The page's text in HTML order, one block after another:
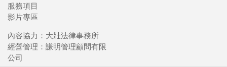
服務項目
影片專區
內容協力：大壯法律事務所
經營管理：謙明管理顧問有限
公司